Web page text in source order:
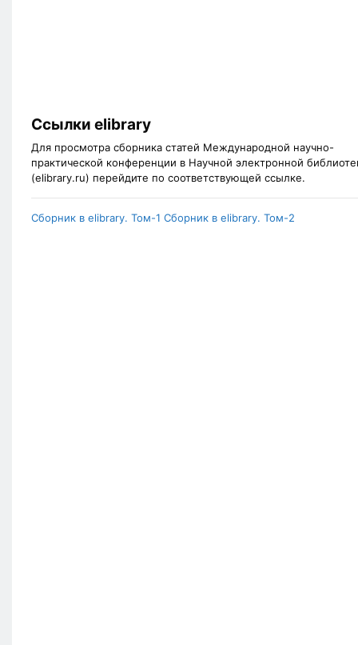
Ссылки elibrary
Для просмотра сборника статей Международной научно-
практической конференции в Научной электронной
(elibrary.ru) перейдите по соответствующей ссылке.
Сборник в elibrary. Том-1 Сборник в elibrary. Том-2